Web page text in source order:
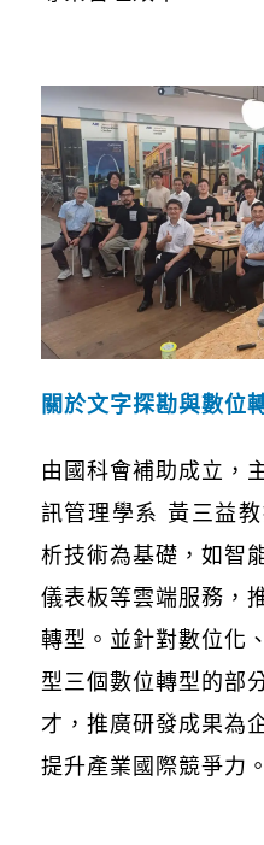
關於文字探勘與數位
由國科會補助成立，
訊管理學系 黃三益
析技術為基礎，如智
儀表板等雲端服務，
轉型。並針對數位化
型三個數位轉型的部
才，推廣研發成果為
提升產業國際競爭力。